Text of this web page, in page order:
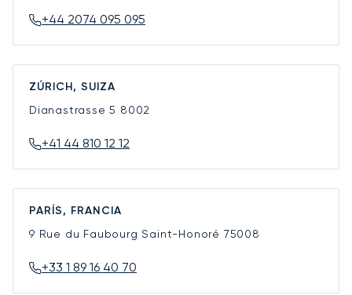
+44 2074 095 095
ZÚRICH, SUIZA
Dianastrasse 5 8002
+41 44 810 12 12
PARÍS, FRANCIA
9 Rue du Faubourg Saint-Honoré 75008
+33 1 89 16 40 70